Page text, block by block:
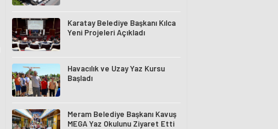
Karatay Belediye Başkanı Kılca
Yeni Projeleri Açıkladı
Havacılık ve Uzay Yaz Kursu
Başladı
Meram Belediye Başkanı Kavuş
MEGA Yaz Okulunu Ziyaret Etti